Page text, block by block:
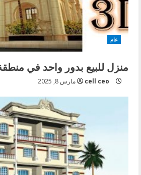
عام
منزل للبيع بدور واحد في
cell ceo مارس 8, 2025